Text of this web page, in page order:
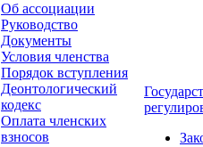
Об ассоциации
Руководство
Документы
Условия членства
Порядок вступления
Деонтологический
кодекс
Оплата членских
взносов